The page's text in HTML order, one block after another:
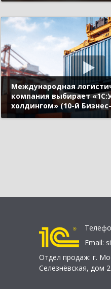
Международная
компания выбирает
холдингом» (10-й
13 октября 2023 г.,
Email:
Отдел продаж: г.
Селезнёвская, дом